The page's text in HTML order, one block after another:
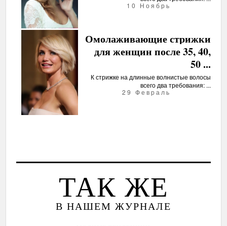
10 Ноябрь
Омолаживающие стрижки
для женщин после 35, 40,
50 ...
К стрижке на длинные волнистые волосы
всего два требования: ...
29 Февраль
ТАК ЖЕ
В НАШЕМ ЖУРНАЛЕ